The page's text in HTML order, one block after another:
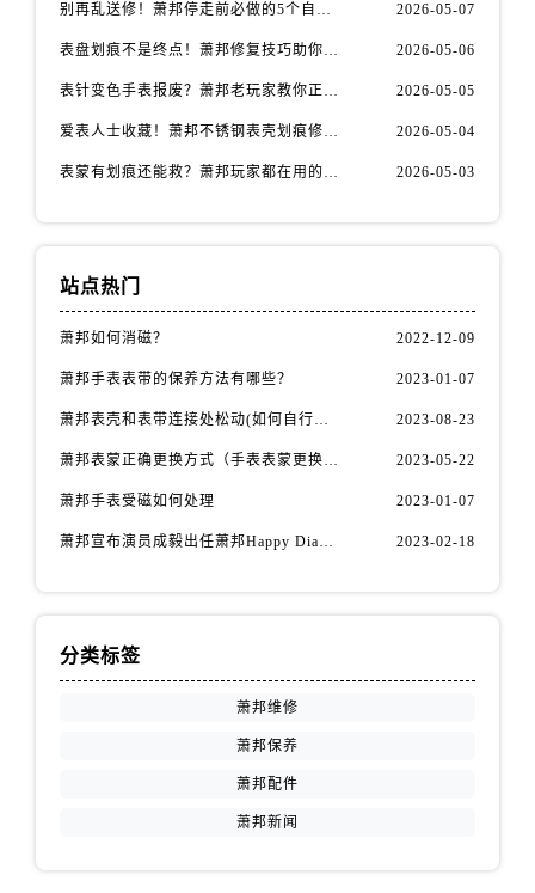
安徽省宣城市宣州区叠嶂西路萧邦售后服务中心（需提前预约）
江苏省常州市新北区龙锦路1590号现代传媒中心5号楼10层1008室萧邦售后服务中心（需提前预约）
江苏省泰州市海陵区永定东路399号置地商务中心东塔（华润万象城）17层1706室萧邦售后服务中心（需提前预约）
别再乱送修！萧邦停走前必做的5个自检步骤 2026-05-07
表盘划痕不是终点！萧邦修复技巧助你重拾自信 2026-05-06
表针变色手表报废？萧邦老玩家教你正确应对 2026-05-05
爱表人士收藏！萧邦不锈钢表壳划痕修复指南 2026-05-04
表蒙有划痕还能救？萧邦玩家都在用的修复方法 2026-05-03
站点热门
萧邦如何消磁？ 2022-12-09
萧邦手表表带的保养方法有哪些？ 2023-01-07
萧邦表壳和表带连接处松动(如何自行修复) 2023-08-23
萧邦表蒙正确更换方式（手表表蒙更换知识） 2023-05-22
萧邦手表受磁如何处理 2023-01-07
萧邦宣布演员成毅出任萧邦Happy Diamonds系列品牌大使 2023-02-18
分类标签
萧邦维修
萧邦保养
萧邦配件
萧邦新闻